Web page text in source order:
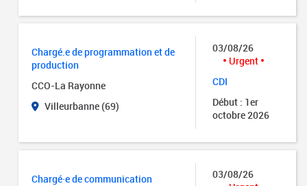
Chargé.e de programmation et de
production
CCO-La Rayonne
Villeurbanne (69)
03/08/26
Urgent
CDI
Début : 1er
octobre 2026
Chargé·e de communication
03/08/26